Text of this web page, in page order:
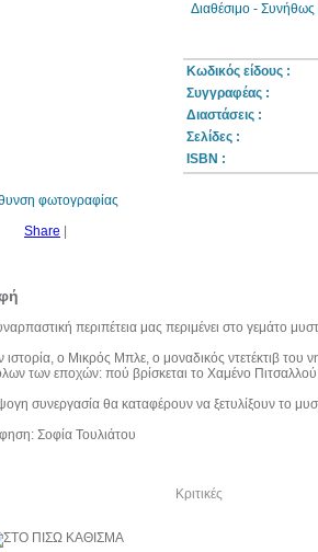
φωτογραφίας
Share
Διαθέσιμο - Συνήθως
Κωδικός είδους :
Συγγραφέας :
Διαστάσεις :
Σελίδες :
ISBN :
περιπέτεια μας περιμένει στο γεμάτο
ιστορία, ο Μικρός Μπλε, ο μοναδικός ντετέκτιβ
των εποχών: πού βρίσκεται το Χαμένο
συνεργασία θα καταφέρουν να ξετυλίξουν το
Σοφία Τουλιάτου
Κριτικές